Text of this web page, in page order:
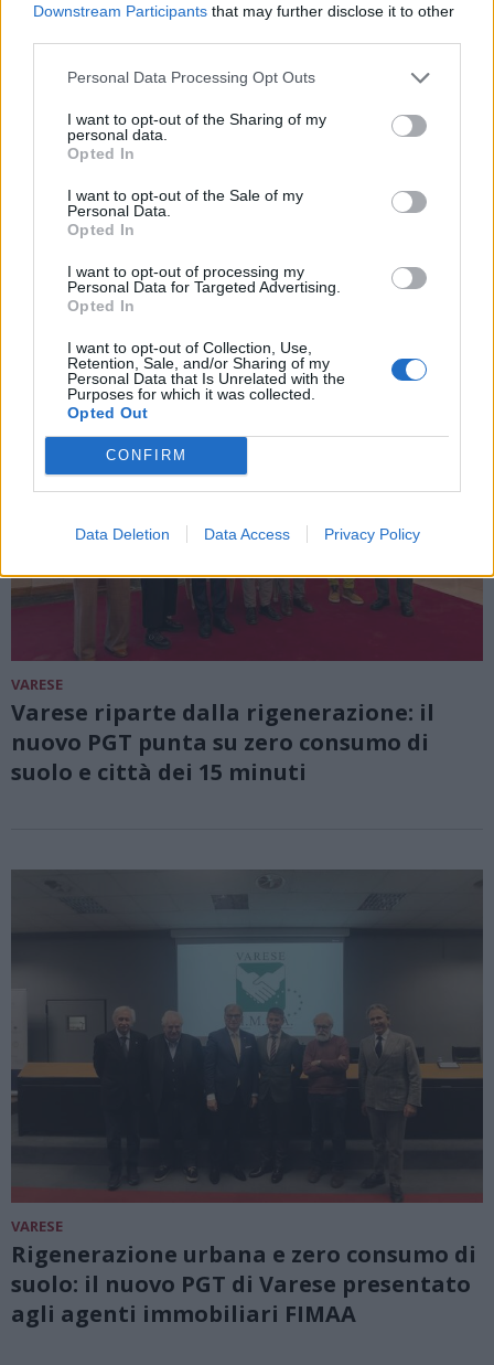
Downstream Participants that may further disclose it to other
Personal Data Processing Opt Outs
I want to opt-out of the Sharing of my
personal data.
Opted In
I want to opt-out of the Sale of my
Personal Data.
Opted In
I want to opt-out of processing my
Personal Data for Targeted Advertising.
Opted In
I want to opt-out of Collection, Use,
Retention, Sale, and/or Sharing of my
Personal Data that Is Unrelated with the
Purposes for which it was collected.
Opted Out
CONFIRM
Data Deletion Data Access Privacy Policy
Le osservazioni di Italia Nostra sul Pgt di
Varese
VARESE
Varese riparte dalla rigenerazione: il
nuovo PGT punta su zero consumo di
suolo e città dei 15 minuti
VARESE
Rigenerazione urbana e zero consumo di
suolo: il nuovo PGT di Varese presentato
agli agenti immobiliari FIMAA